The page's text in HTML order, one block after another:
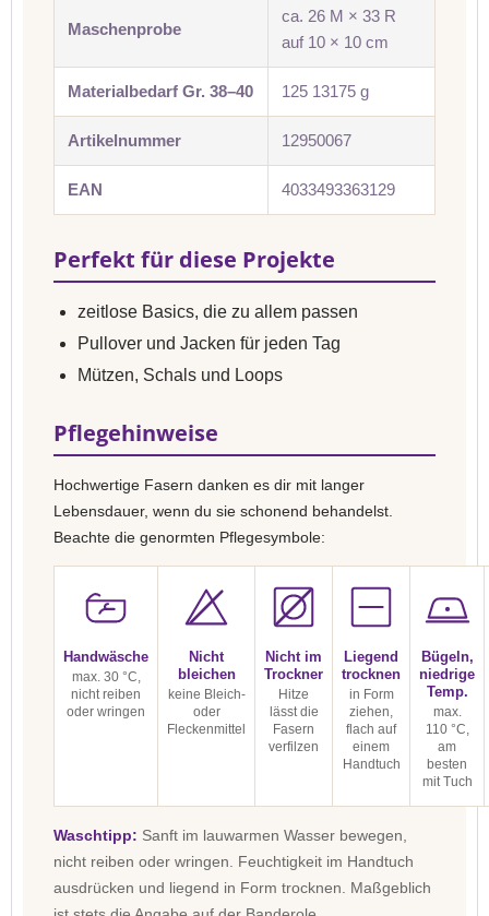
Maschenprobe
ca. 26 M × 33 R
auf 10 × 10 cm
Materialbedarf Gr. 38–40 125 13175 g
Artikelnummer 12950067
EAN 4033493363129
Perfekt für diese Projekte
zeitlose Basics, die zu allem passen
Pullover und Jacken für jeden Tag
Mützen, Schals und Loops
Pflegehinweise
Hochwertige Fasern danken es dir mit langer
Lebensdauer, wenn du sie schonend behandelst.
Beachte die genormten Pflegesymbole:
Handwäsche
max. 30 °C,
nicht reiben
oder wringen
Nicht
bleichen
keine Bleich-
oder
Fleckenmittel
Nicht im
Trockner
Hitze
lässt die
Fasern
verfilzen
Liegend
trocknen
in Form
ziehen,
flach auf
einem
Handtuch
Bügeln,
niedrige
Temp.
max.
110 °C,
am
besten
mit Tuch
Waschtipp: Sanft im lauwarmen Wasser bewegen,
nicht reiben oder wringen. Feuchtigkeit im Handtuch
ausdrücken und liegend in Form trocknen. Maßgeblich